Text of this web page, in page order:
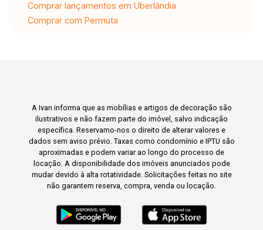
Comprar lançamentos em Uberlândia
Comprar com Permuta
A Ivan informa que as mobílias e artigos de decoração são
ilustrativos e não fazem parte do imóvel, salvo indicação
específica. Reservamo-nos o direito de alterar valores e
dados sem aviso prévio. Taxas como condomínio e IPTU são
aproximadas e podem variar ao longo do processo de
locação. A disponibilidade dos imóveis anunciados pode
mudar devido à alta rotatividade. Solicitações feitas no site
não garantem reserva, compra, venda ou locação.